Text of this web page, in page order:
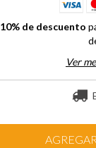
10% de descuento
Ver